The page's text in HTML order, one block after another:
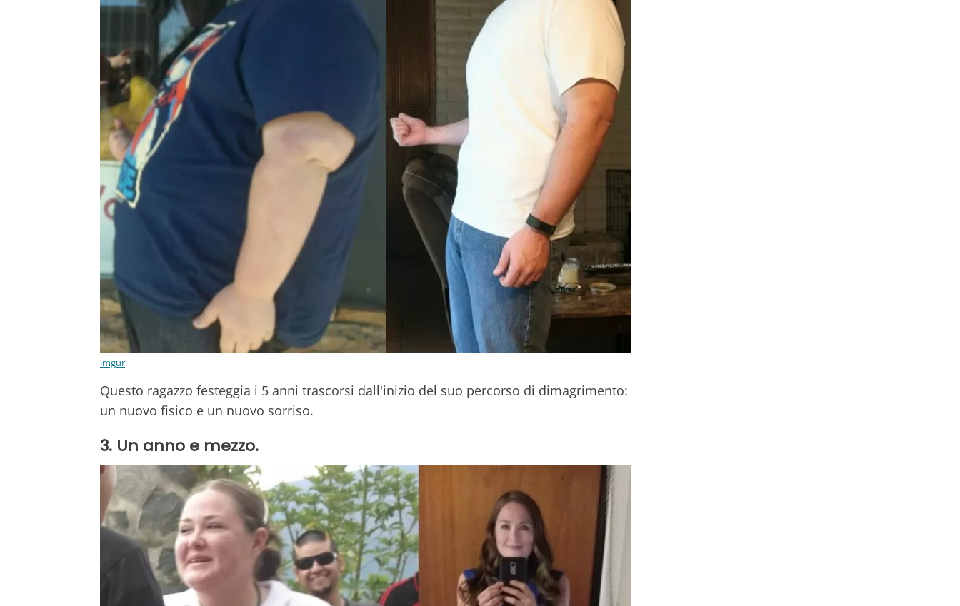
imgur
Questo ragazzo festeggia i 5 anni trascorsi dall'inizio del suo percorso di dimagrimento:
un nuovo fisico e un nuovo sorriso.
3. Un anno e mezzo.